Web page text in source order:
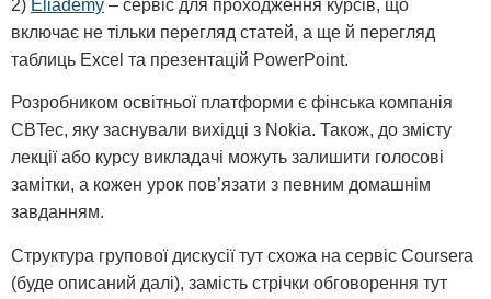
2) Eliademy – сервіс для проходження курсів, що
включає не тільки перегляд статей, а ще й перегляд
таблиць Excel та презентацій PowerPoint.
Розробником освітньої платформи є фінська компанія
CBTec, яку заснували вихідці з Nokia. Також, до змісту
лекції або курсу викладачі можуть залишити голосові
замітки, а кожен урок пов’язати з певним домашнім
завданням.
Структура групової дискусії тут схожа на сервіс Coursera
(буде описаний далі), замість стрічки обговорення тут